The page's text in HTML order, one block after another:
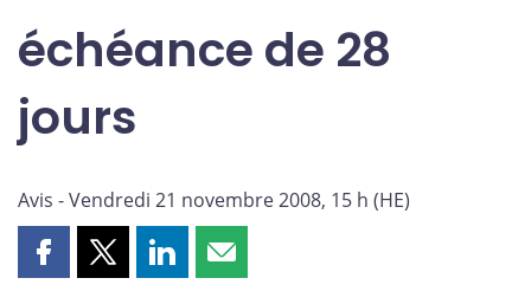
échéance de 28
jours
Avis - Vendredi 21 novembre 2008, 15 h (HE)
PartagerPartagerPartagerPartager